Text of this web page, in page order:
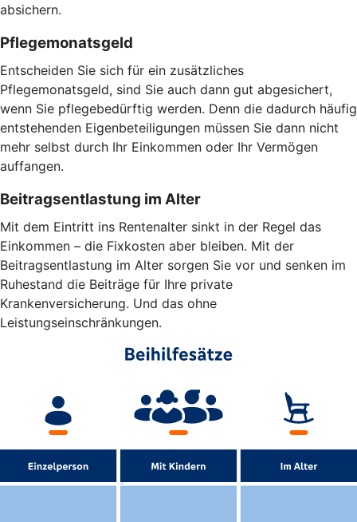
absichern.
Pflegemonatsgeld
Entscheiden Sie sich für ein zusätzliches
Pflegemonatsgeld, sind Sie auch dann gut abgesichert,
wenn Sie pflegebedürftig werden. Denn die dadurch häufig
entstehenden Eigenbeteiligungen müssen Sie dann nicht
mehr selbst durch Ihr Einkommen oder Ihr Vermögen
auffangen.
Beitragsentlastung im Alter
Mit dem Eintritt ins Rentenalter sinkt in der Regel das
Einkommen – die Fixkosten aber bleiben. Mit der
Beitragsentlastung im Alter sorgen Sie vor und senken im
Ruhestand die Beiträge für Ihre private
Krankenversicherung. Und das ohne
Leistungseinschränkungen.